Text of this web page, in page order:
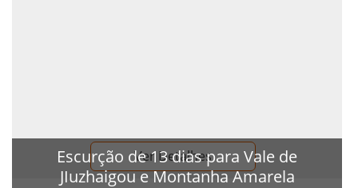
Ver Detalhes
Escurção de 13 dias para Vale de
JIuzhaigou e Montanha Amarela